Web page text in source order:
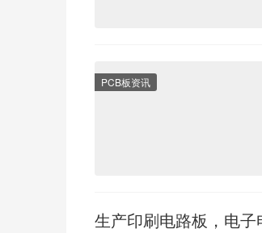
PCB板资讯
生产印刷电路板，电